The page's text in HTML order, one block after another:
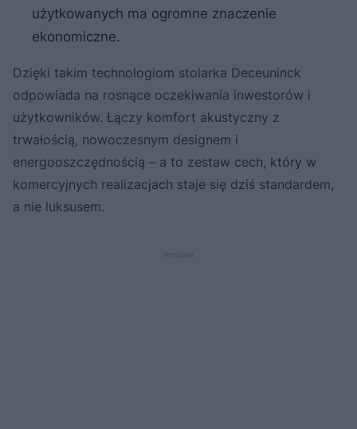
użytkowanych ma ogromne znaczenie
ekonomiczne.
Dzięki takim technologiom stolarka Deceuninck
odpowiada na rosnące oczekiwania inwestorów i
użytkowników. Łączy komfort akustyczny z
trwałością, nowoczesnym designem i
energooszczędnością – a to zestaw cech, który w
komercyjnych realizacjach staje się dziś standardem,
a nie luksusem.